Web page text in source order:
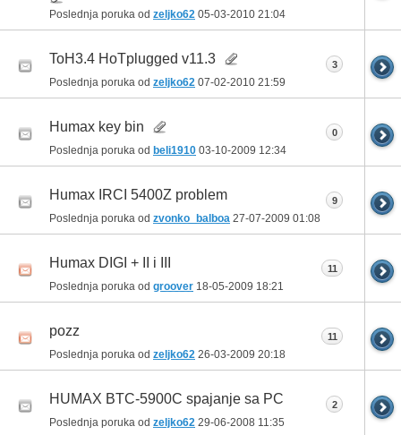
Poslednja poruka od zeljko62 05-03-2010 21:04
ToH3.4 HoTplugged v11.3
Poslednja poruka od zeljko62 07-02-2010 21:59
3
Humax key bin
Poslednja poruka od beli1910 03-10-2009 12:34
0
Humax IRCI 5400Z problem
Poslednja poruka od zvonko_balboa 27-07-2009 01:08
9
Humax DIGI + II i III
Poslednja poruka od groover 18-05-2009 18:21
11
pozz
Poslednja poruka od zeljko62 26-03-2009 20:18
11
HUMAX BTC-5900C spajanje sa PC
Poslednja poruka od zeljko62 29-06-2008 11:35
2